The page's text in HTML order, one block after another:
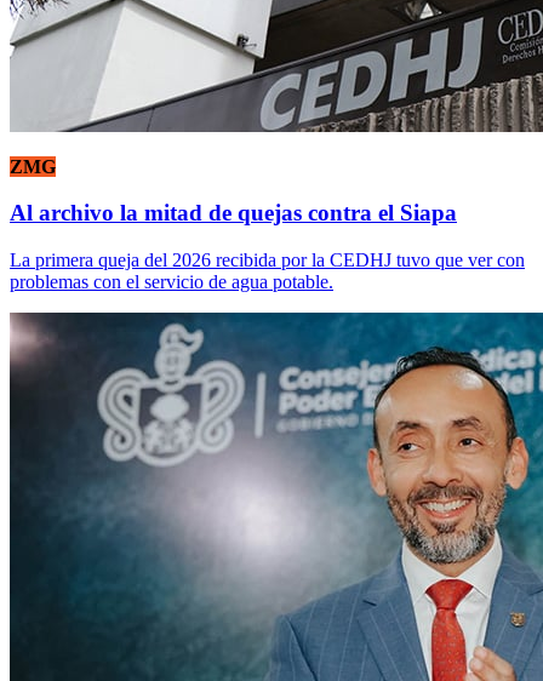
ZMG
Al archivo la mitad de quejas contra el Siapa
La primera queja del 2026 recibida por la CEDHJ tuvo que ver con
problemas con el servicio de agua potable.